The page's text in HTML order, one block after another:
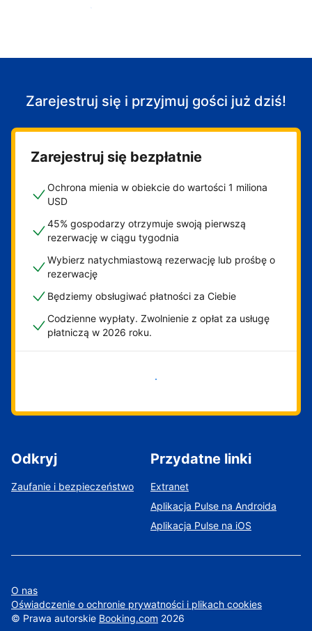
Zacznij przyjmować gości
Zarejestruj się i przyjmuj gości już dziś!
Zarejestruj się bezpłatnie
Ochrona mienia w obiekcie do wartości 1 miliona
USD
45% gospodarzy otrzymuje swoją pierwszą
rezerwację w ciągu tygodnia
Wybierz natychmiastową rezerwację lub prośbę o
rezerwację
Będziemy obsługiwać płatności za Ciebie
Codzienne wypłaty. Zwolnienie z opłat za usługę
płatniczą w 2026 roku.
Zacznij już teraz
Odkryj
Zaufanie i bezpieczeństwo
Przydatne linki
Extranet
Aplikacja Pulse na Androida
Aplikacja Pulse na iOS
O nas
Oświadczenie o ochronie prywatności i plikach cookies
© Prawa autorskie Booking.com 2026